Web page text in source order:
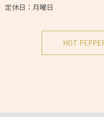
定休日：月曜日
HOT